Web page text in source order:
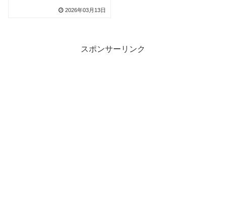
2026年03月13日
スポンサーリンク